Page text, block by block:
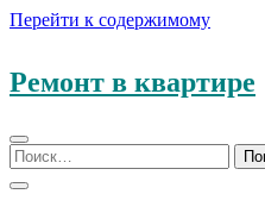
Перейти к содержимому
Ремонт в квартире